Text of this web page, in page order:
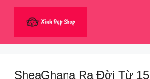
dung
SheaGhana Ra Đời Từ